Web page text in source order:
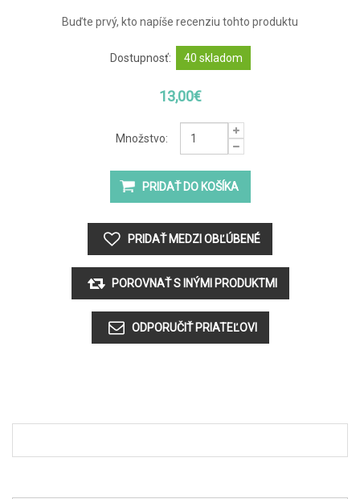
Buďte prvý, kto napíše recenziu tohto produktu
Dostupnosť: 40 skladom
13,00€
Množstvo: